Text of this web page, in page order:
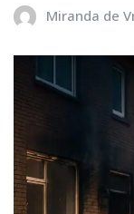
Miranda de